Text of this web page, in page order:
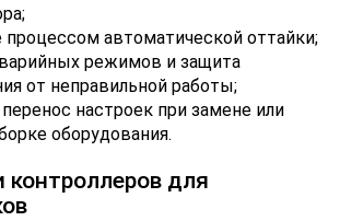
процессом автоматической оттайки;
режимов и защита
от неправильной работы;
настроек при замене или
оборудования.
контроллеров для